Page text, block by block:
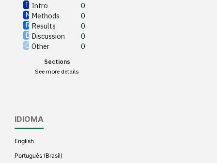
Intro
0
Methods
0
Results
0
Discussion
0
Other
0
Sections
See more details
IDIOMA
English
Português (Brasil)